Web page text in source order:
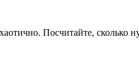
Посчитайте,